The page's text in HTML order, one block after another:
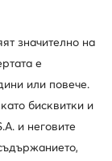
значително на
е
или повече.
бисквитки и
и неговите